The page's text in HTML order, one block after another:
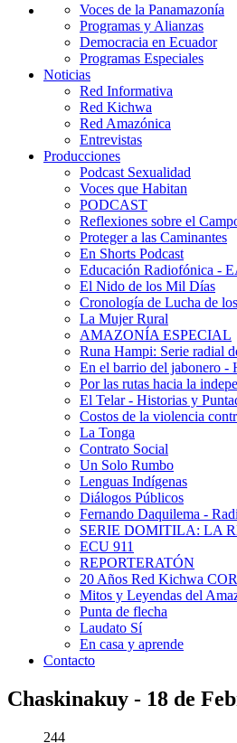
Voces de la Panamazonía
Programas y Alianzas
Democracia en Ecuador
Programas Especiales
Noticias
Red Informativa
Red Kichwa
Red Amazónica
Entrevistas
Producciones
Podcast Sexualidad
Voces que Habitan
PODCAST
Reflexiones sobre el
Proteger a las Caminantes
En Shorts Podcast
Educación Radiofónica -
El Nido de los Mil Días
Cronología de Lucha de
La Mujer Rural
AMAZONÍA ESPECIAL
Runa Hampi: Serie radial
En el barrio del jabonero -
Por las rutas hacia la
El Telar - Historias y
Costos de la violencia
La Tonga
Contrato Social
Un Solo Rumbo
Lenguas Indígenas
Diálogos Públicos
Fernando Daquilema -
SERIE DOMITILA: LA
ECU 911
REPORTERATÓN
20 Años Red Kichwa
Mitos y Leyendas del
Punta de flecha
Laudato Sí
En casa y aprende
Contacto
Chaskinakuy - 18 de
244